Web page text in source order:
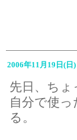
2006年11月19日(日)
先日、ち
自分で使
る。